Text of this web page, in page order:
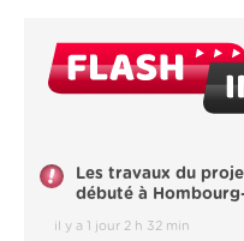
Les travaux du
débuté à
il y a 1 jour 2 h 32 min